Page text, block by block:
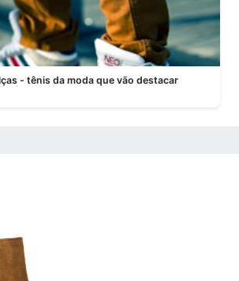
- tênis da moda que vão destacar